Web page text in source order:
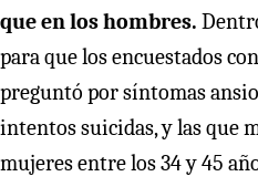
que en los hombres.
para que los encuestados
preguntó por síntomas
intentos suicidas, y las que
mujeres entre los 34 y 45